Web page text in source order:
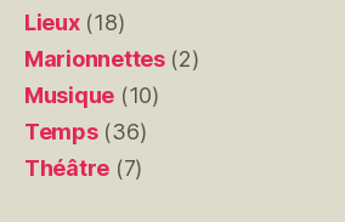
Lieux(18)
Marionnettes(2)
Musique (10)
Temps(36)
Théâtre (7)